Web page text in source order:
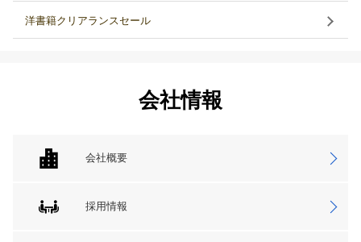
洋書籍クリアランスセール
会社情報
会社概要
採用情報